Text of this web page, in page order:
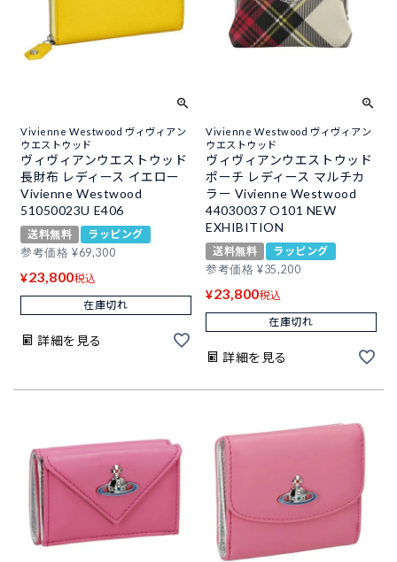
Vivienne Westwood ヴィヴィアン
ウエストウッド
ヴィヴィアンウエストウッド
長財布 レディース イエロー
Vivienne Westwood
51050023U E406
送料無料
ラッピング
参考価格 ¥69,300
¥23,800税込
在庫切れ
詳細を見る
Vivienne Westwood ヴィヴィアン
ウエストウッド
ヴィヴィアンウエストウッド
ポーチ レディース マルチカ
ラー Vivienne Westwood
44030037 O101 NEW
EXHIBITION
送料無料
ラッピング
参考価格 ¥35,200
¥23,800税込
在庫切れ
詳細を見る